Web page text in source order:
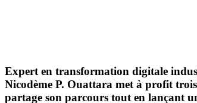
Expert en transformation digitale
Nicodème P. Ouattara met à profit
partage son parcours tout en lançant